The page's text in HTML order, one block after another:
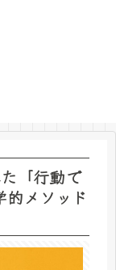
「行動で
メソッド